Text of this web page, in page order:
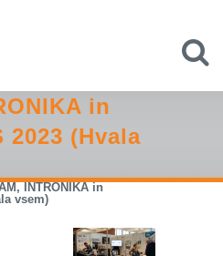
in
2023 (Hvala
INTRONIKA in
vsem)